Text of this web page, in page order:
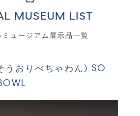
MUSEUM LIST
ミュージアム展示品一覧
うおりべちゃわん) SO